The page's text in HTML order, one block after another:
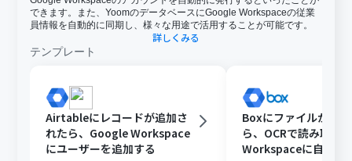
できます。また、YoomのデータベースにGoogle Workspaceの従業
員情報を自動的に同期し、様々な用途で活用することが可能です。
詳しくみる
テンプレート
Airtableにレコードが追加さ
れたら、Google Workspace
にユーザーを追加する
Boxにファイルが格
ら、OCRで読み取り
Workspaceに自動で